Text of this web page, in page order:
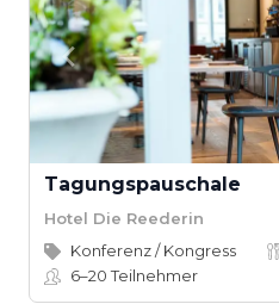
Tagungspauschale
Hotel Die Reederin
Konferenz / Kongress
6–20Teilnehmer